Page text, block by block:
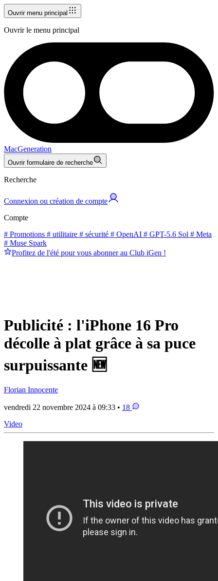
Ouvrir menu principal
Ouvrir le menu principal
MacGeneration
Ouvrir formulaire de recherche
Recherche
Connexion ou création de compte
Compte
# Promotions # utilitaire # sécurité # OpenAI # GPT-5.6 Sol # Meta
# Muse Spark
Profitez de l'été pour vous abonner au Club iGen !
Publicité : l'iPhone 16 Pro
décolle à plat grâce à sa puce
surpuissante 🆕
Florian Innocente
vendredi 22 novembre 2024 à 09:33 • 18
Video